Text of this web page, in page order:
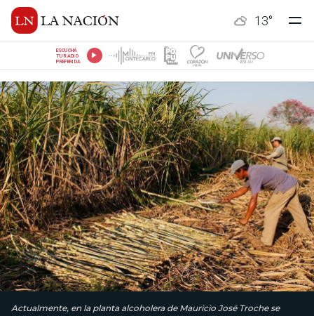
13°
ESCUCHÁ
TU RADIO
PREFERIDA
Actualmente, en la planta alcoholera de Mauricio José Troche se